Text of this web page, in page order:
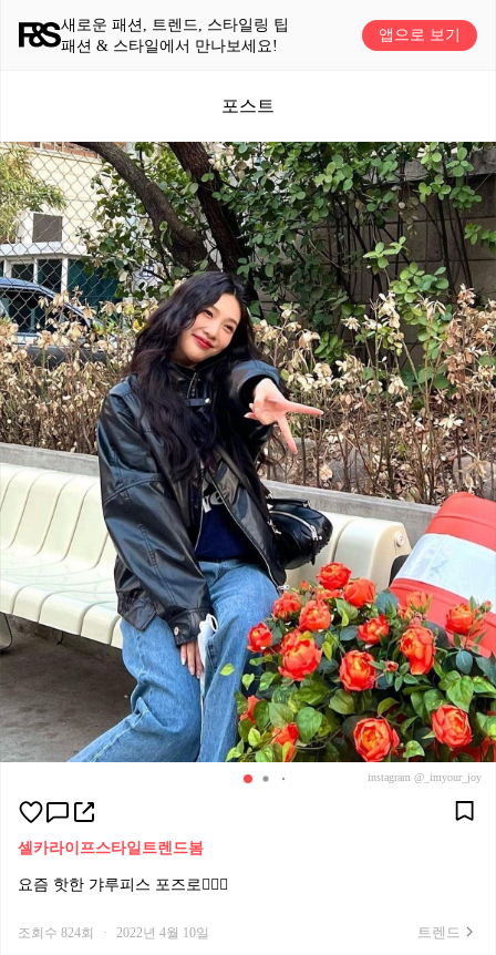
새로운 패션, 트렌드, 스타일링 팁
패션 & 스타일에서 만나보세요!
앱으로 보기
포스트
instagram @_imyour_joy
셀카라이프스타일트렌드봄
요즘 핫한 갸루피스 포즈로✌🏻📸
조회수 824회 · 2022년 4월 10일 트렌드